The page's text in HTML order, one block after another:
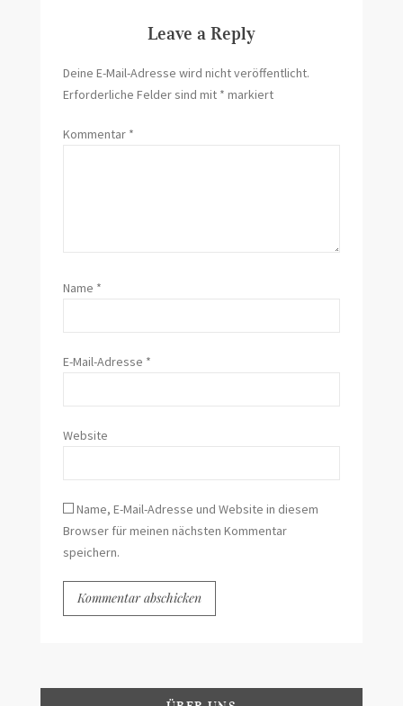
Leave a Reply
Deine E-Mail-Adresse wird nicht veröffentlicht.
Erforderliche Felder sind mit * markiert
Kommentar *
Name *
E-Mail-Adresse *
Website
Name, E-Mail-Adresse und Website in diesem
Browser für meinen nächsten Kommentar
speichern.